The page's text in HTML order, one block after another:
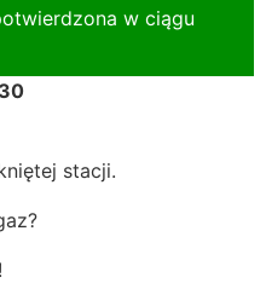
w ciągu
stacji.